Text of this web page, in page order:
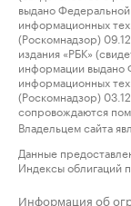
выдано
информационных
(Роскомнадзор)
издания «РБК»
информации выдано
информационных
(Роскомнадзор)
сопровождаются
Владельцем сайта
Данные
Индексы облигаций
Информация об